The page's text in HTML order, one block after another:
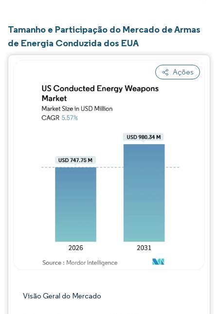
Tamanho e Participação do Mercado de Armas
de Energia Conduzida dos EUA
Ações
Visão Geral do Mercado